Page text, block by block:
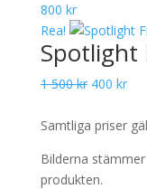
800 kr
Rea!
Spotlight
1 500kr Det
priset
1
400 krDet
Samtliga priser
Bilderna
produkten.